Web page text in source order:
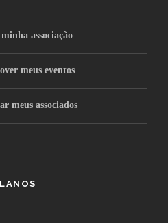
associação
meus eventos
meus associados